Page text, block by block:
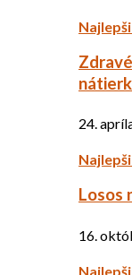
24.
Losos
16.